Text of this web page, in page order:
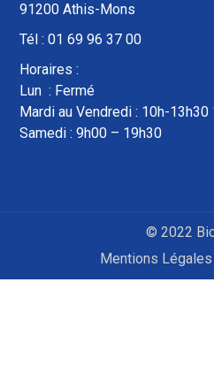
91200 Athis-Mons
Tél : 01 69 96 37 00
Horaires :
Lun : Fermé
Mardi au Vendredi : 10h-
Samedi : 9h00 – 19h30
© 2022
Mentions Légales